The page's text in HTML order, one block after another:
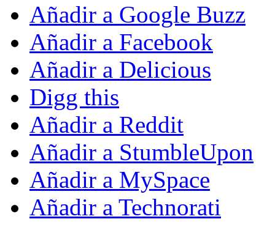
Añadir a Google Buzz
Añadir a Facebook
Añadir a Delicious
Digg this
Añadir a Reddit
Añadir a StumbleUpon
Añadir a MySpace
Añadir a Technorati